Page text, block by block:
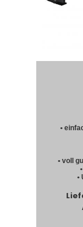
•
• voll
•